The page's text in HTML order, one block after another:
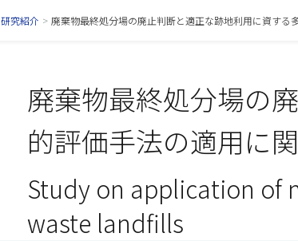
研究紹介 > 廃棄物最終処分場の廃止判断と適正な跡地利用に資する
廃棄物最終処分場の
的評価手法の適用に
Study on application of
waste landfills